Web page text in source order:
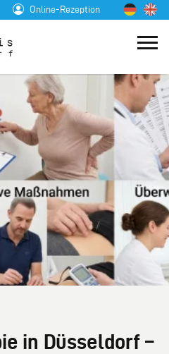
Online-Rezeption
in Düsseldorf –